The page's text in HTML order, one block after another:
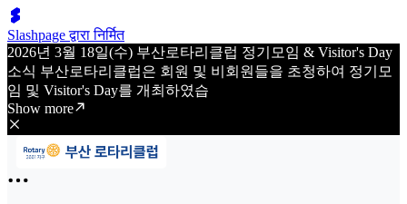
Slashpage द्वारा निर्मित
2026년 3월 18일(수) 부산로타리클럽 정기모임 & Visitor's Day
소식 부산로타리클럽은 회원 및 비회원들을 초청하여 정기모
임 및 Visitor's Day를 개최하였습
Show more